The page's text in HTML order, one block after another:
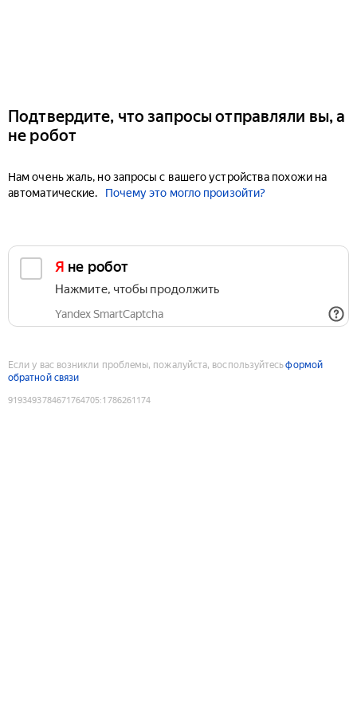
Подтвердите, что запросы отправляли вы, а
не робот
Нам очень жаль, но запросы с вашего устройства похожи на
автоматические.
Почему это могло произойти?
Я не робот
Нажмите, чтобы продолжить
Yandex SmartCaptcha
Если у вас возникли проблемы, пожалуйста, воспользуйтесьформой
обратной связи
9193493784671764705:1786261174